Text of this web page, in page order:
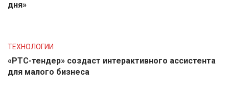
дня»
ТЕХНОЛОГИИ
«РТС-тендер» создаст интерактивного ассистента
для малого бизнеса